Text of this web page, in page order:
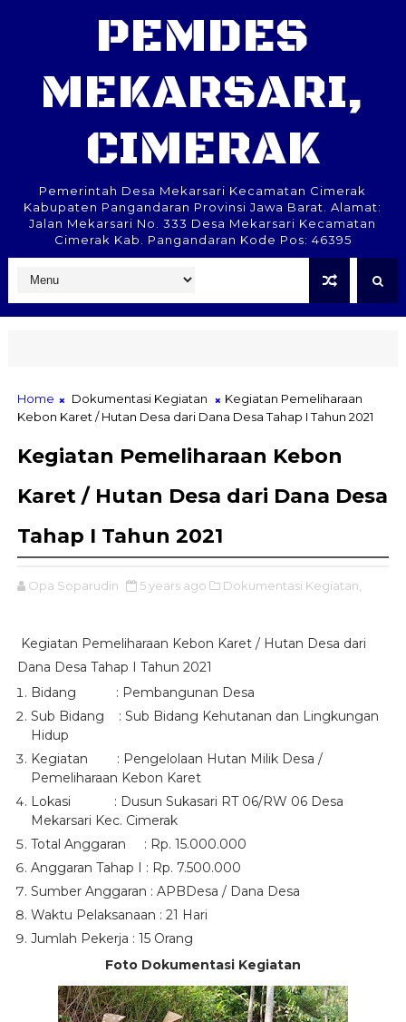
PEMDES
MEKARSARI,
CIMERAK
Pemerintah Desa Mekarsari Kecamatan Cimerak
Kabupaten Pangandaran Provinsi Jawa Barat. Alamat:
Jalan Mekarsari No. 333 Desa Mekarsari Kecamatan
Cimerak Kab. Pangandaran Kode Pos: 46395
Home Dokumentasi Kegiatan
Kegiatan Pemeliharaan
Kebon Karet / Hutan Desa dari Dana Desa Tahap I Tahun 2021
Kegiatan Pemeliharaan Kebon
Karet / Hutan Desa dari Dana Desa
Tahap I Tahun 2021
Opa Soparudin 5 years ago Dokumentasi Kegiatan,
Kegiatan Pemeliharaan Kebon Karet / Hutan Desa dari
Dana Desa Tahap I Tahun 2021
Bidang
: Pembangunan Desa
Sub Bidang : Sub Bidang Kehutanan dan Lingkungan
Hidup
Kegiatan
: Pengelolaan Hutan Milik Desa /
Pemeliharaan Kebon Karet
Lokasi
: Dusun Sukasari RT 06/RW 06 Desa
Mekarsari Kec. Cimerak
Total Anggaran
: Rp. 15.000.000
Anggaran Tahap I : Rp. 7.500.000
Sumber Anggaran : APBDesa / Dana Desa
Waktu Pelaksanaan : 21 Hari
Jumlah Pekerja : 15 Orang
Foto Dokumentasi Kegiatan